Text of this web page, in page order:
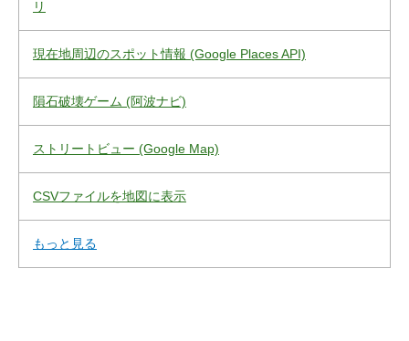
リ
現在地周辺のスポット情報 (Google Places API)
隕石破壊ゲーム (阿波ナビ)
ストリートビュー (Google Map)
CSVファイルを地図に表示
もっと見る